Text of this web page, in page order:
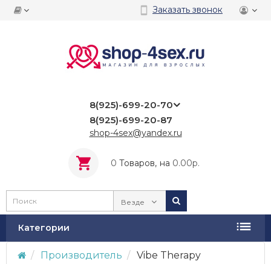
Заказать звонок
8(925)-699-20-70
8(925)-699-20-87
shop-4sex@yandex.ru
0 Tоваров, на 0.00р.
Везде
Категории
Производитель Vibe Therapy